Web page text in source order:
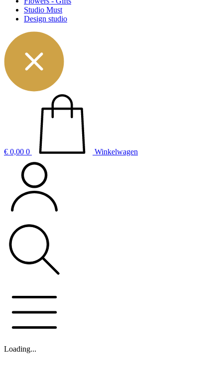
Studio Must
Design studio
€ 0,00 0 Winkelwagen
Loading...